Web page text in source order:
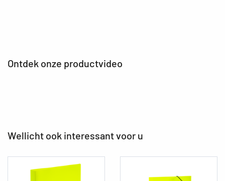
Ontdek onze productvideo
Wellicht ook interessant voor u